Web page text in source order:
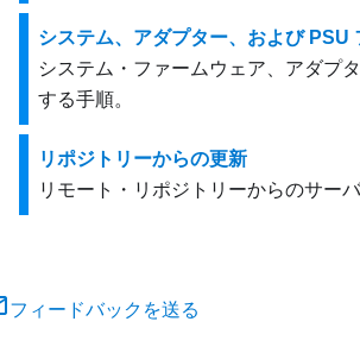
システム、アダプター、および PSU
システム・ファームウェア、アダプ
する手順。
リポジトリーからの更新
リモート・リポジトリーからのサー
フィードバックを送る